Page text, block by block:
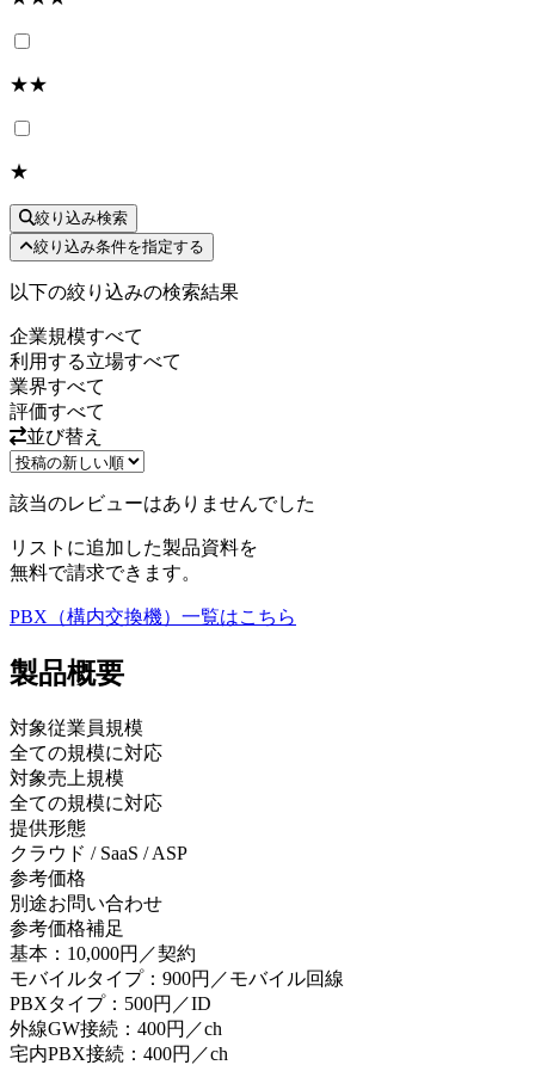
★★
★
絞り込み検索
絞り込み条件を指定する
以下の絞り込みの検索結果
企業規模すべて
利用する立場すべて
業界すべて
評価すべて
並び替え
該当のレビューはありませんでした
リストに追加した製品資料を
無料で請求できます。
PBX（構内交換機） 一覧はこちら
製品概要
対象従業員規模
全ての規模に対応
対象売上規模
全ての規模に対応
提供形態
クラウド / SaaS / ASP
参考価格
別途お問い合わせ
参考価格補足
基本：10,000円／契約
モバイルタイプ：900円／モバイル回線
PBXタイプ：500円／ID
外線GW接続：400円／ch
宅内PBX接続：400円／ch